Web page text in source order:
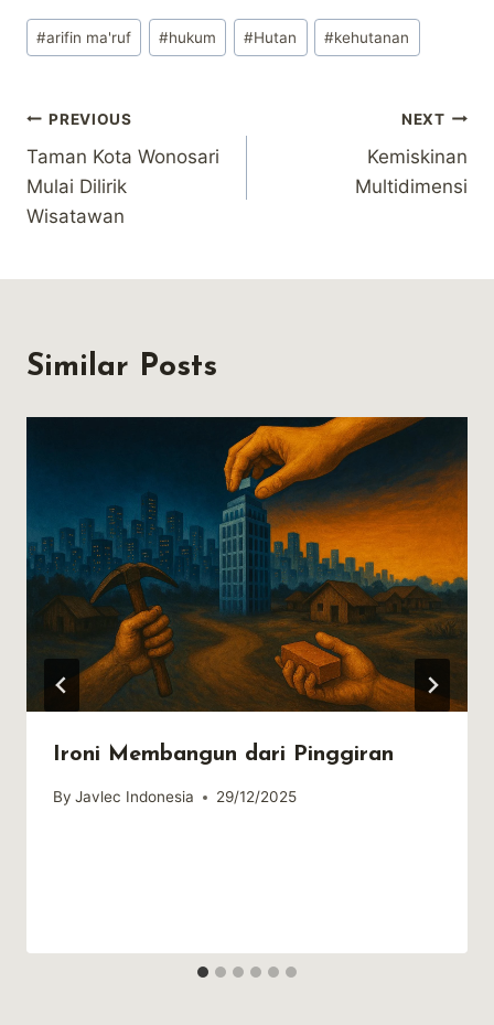
Post
Tags:
#arifin ma'ruf #hukum #Hutan #kehutanan
Post
navigation
PREVIOUS
Taman Kota Wonosari
Mulai Dilirik
Wisatawan
NEXT
Kemiskinan
Multidimensi
Similar Posts
Ironi Membangun dari Pinggiran
By Javlec Indonesia 29/12/2025